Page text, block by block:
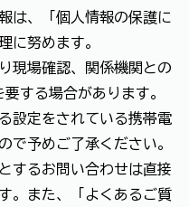
は、「個人情報の保護に
に努めます。
現場確認、関係機関との
する場合があります。
設定をされている携帯電
で予めご了承ください。
するお問い合わせは直接
。また、「よくあるご質